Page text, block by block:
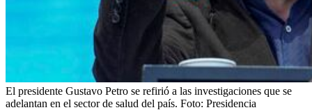
El presidente Gustavo Petro se refirió a las investigaciones que se
adelantan en el sector de salud del país. Foto: Presidencia